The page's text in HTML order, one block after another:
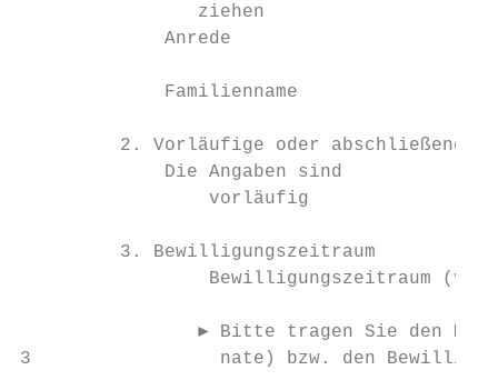
                ziehen
Anrede
Familienname
2. Vorläufige oder abschließende
             Die Angaben sind
vorläufig
         3. Bewilligungszeitraum
Bewilligungszeitraum (von
► Bitte tragen Sie den
3                 nate) bzw. den